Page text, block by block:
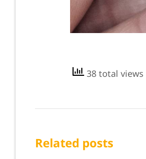
38 total views
Related posts